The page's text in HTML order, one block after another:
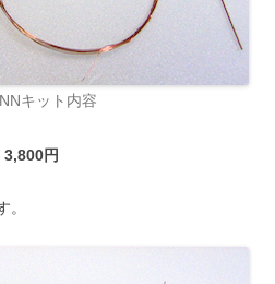
キット内容
円
。